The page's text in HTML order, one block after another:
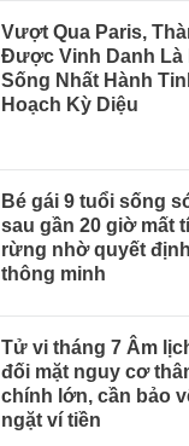
Vượt Qua Paris,
Được Vinh Danh Là
Sống Nhất Hành
Hoạch Kỳ Diệu
Bé gái 9 tuổi sống
sau gần 20 giờ mất
rừng nhờ quyết
thông minh
Tử vi tháng 7 Âm
đối mặt nguy cơ
chính lớn, cần bảo
ngặt ví tiền